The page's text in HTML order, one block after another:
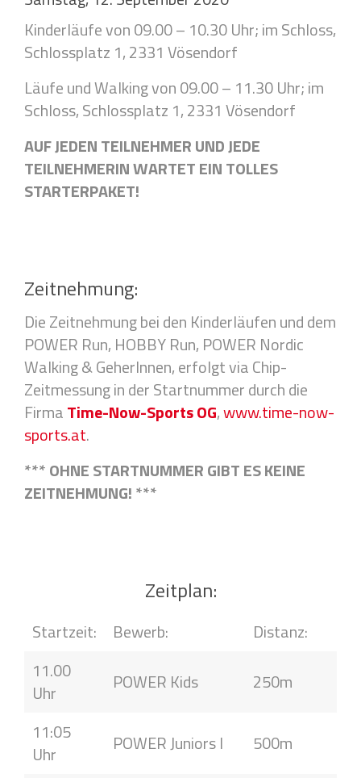
Kinderläufe von 09.00 – 10.30 Uhr; im Schloss,
Schlossplatz 1, 2331 Vösendorf
Läufe und Walking von 09.00 – 11.30 Uhr; im
Schloss, Schlossplatz 1, 2331 Vösendorf
AUF JEDEN TEILNEHMER UND JEDE
TEILNEHMERIN WARTET EIN TOLLES
STARTERPAKET!
Zeitnehmung:
Die Zeitnehmung bei den Kinderläufen und dem
POWER Run, HOBBY Run, POWER Nordic
Walking & GeherInnen, erfolgt via Chip-
Zeitmessung in der Startnummer durch die
FirmaTime-Now-Sports OG,www.time-now-
sports.at.
*** OHNE STARTNUMMER GIBT ES KEINE
ZEITNEHMUNG! ***
Zeitplan:
Startzeit: Bewerb:
Distanz:
11.00
Uhr
POWER Kids
250m
11:05
Uhr
POWER Juniors I
500m